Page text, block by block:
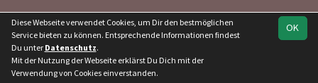
OK
Diese Webseite verwendet Cookies, um Dir den bestmöglichen
Service bieten zu können. Entsprechende Informationen findest
Du unter Datenschutz.
Mit der Nutzung der Webseite erklärst Du Dich mit der
Verwendung von Cookies einverstanden.